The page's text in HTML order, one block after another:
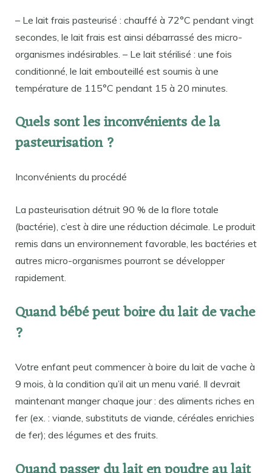
– Le lait frais pasteurisé : chauffé à 72°C pendant vingt
secondes, le lait frais est ainsi débarrassé des micro-
organismes indésirables. – Le lait stérilisé : une fois
conditionné, le lait embouteillé est soumis à une
température de 115°C pendant 15 à 20 minutes.
Quels sont les inconvénients de la
pasteurisation ?
Inconvénients du procédé
La pasteurisation détruit 90 % de la flore totale
(bactérie), c’est à dire une réduction décimale. Le produit
remis dans un environnement favorable, les bactéries et
autres micro-organismes pourront se développer
rapidement.
Quand bébé peut boire du lait de vache
?
Votre enfant peut commencer à boire du lait de vache à
9 mois, à la condition qu’il ait un menu varié. Il devrait
maintenant manger chaque jour : des aliments riches en
fer (ex. : viande, substituts de viande, céréales enrichies
de fer); des légumes et des fruits.